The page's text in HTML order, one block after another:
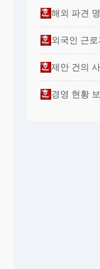
해외 파견
외국인 근
제안 건의
경영 현황